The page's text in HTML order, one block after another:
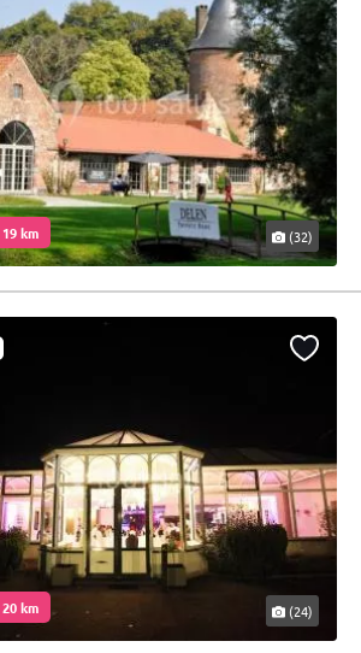
km (32)
km (24)